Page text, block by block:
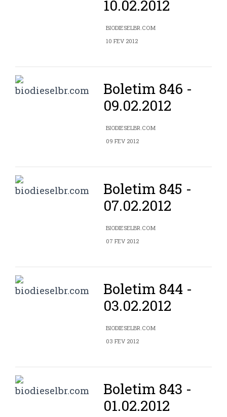
10.02.2012
BIODIESELBR.COM
10 FEV 2012
Boletim 846 -
09.02.2012
BIODIESELBR.COM
09 FEV 2012
Boletim 845 -
07.02.2012
BIODIESELBR.COM
07 FEV 2012
Boletim 844 -
03.02.2012
BIODIESELBR.COM
03 FEV 2012
Boletim 843 -
01.02.2012